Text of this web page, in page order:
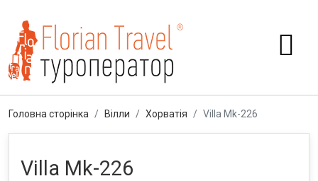
Головна сторінка Вілли Хорватія Villa Mk-226
Villa Mk-226